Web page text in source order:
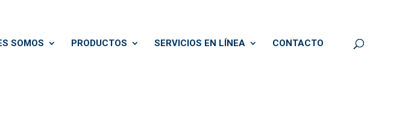
SOMOS PRODUCTOS SERVICIOS EN LÍNEA CONTACTO